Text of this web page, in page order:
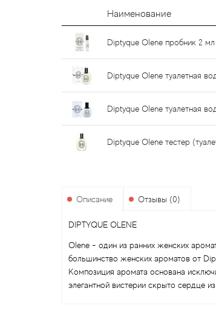
Наименование
Diptyque Olene пробник 2 мл
Diptyque Olene туалетная
Diptyque Olene туалетная
Diptyque Olene тестер
Описание Отзывы (0)
DIPTYQUE OLENE
Olene - один из ранних женских
большинство женских ароматов от
Композиция аромата основана
элегантной вистерии скрыто сердце